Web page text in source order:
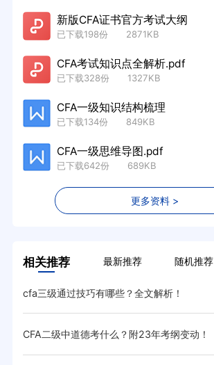
新版CFA证书官方考试大纲
已下载198份 2871KB
CFA考试知识点全解析.pdf
已下载328份 1327KB
CFA一级知识结构梳理
已下载134份 849KB
CFA一级思维导图.pdf
已下载642份 689KB
更多资料 >
相关推荐 最新推荐 随机推荐
cfa三级通过技巧有哪些？全文解析！
CFA二级中道德考什么？附23年考纲变动！